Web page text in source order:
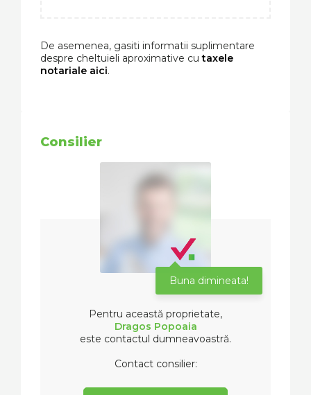
De asemenea, gasiti informatii suplimentare
despre cheltuieli aproximative cutaxele
notariale aici.
Consilier
Buna dimineata!
Pentru această proprietate,
Dragos Popoaia
este contactul dumneavoastră.
Contact consilier: